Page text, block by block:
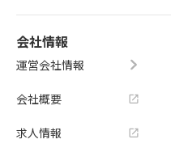
会社情報
運営会社情報
会社概要
求人情報